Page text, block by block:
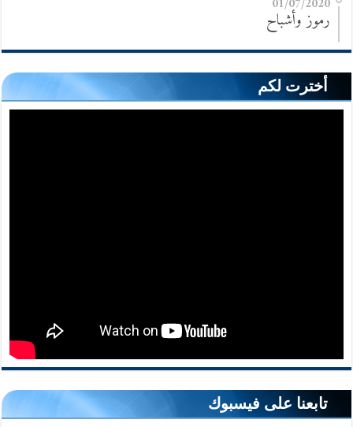
رموز وأشباح
أخترت لكم
تابعنا على فيسبوك